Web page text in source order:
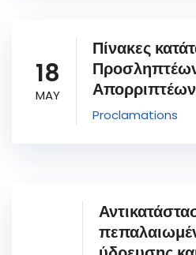
18
MAY
Πίνακες
Proclamations